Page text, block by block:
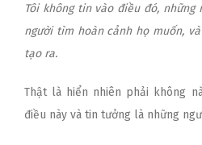
Tôi không tin vào điều đó, những
người tìm hoàn cảnh họ muốn,
tạo ra.
Thật là hiển nhiên phải không
điều này và tin tưởng là những